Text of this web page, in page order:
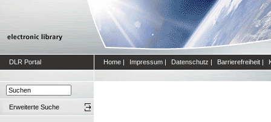
DLR Portal Home | Impressum | Datenschutz | Barrierefreiheit |
Erweiterte Suche